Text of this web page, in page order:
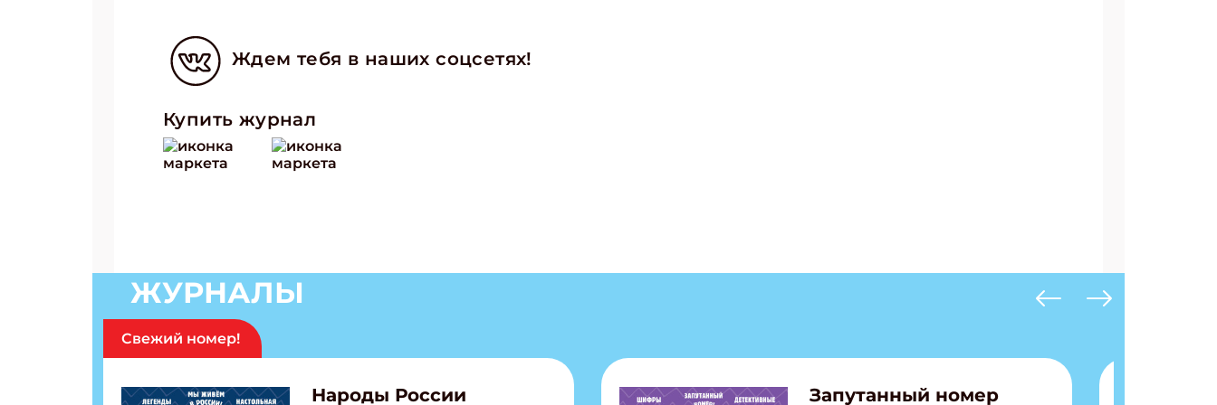
Ждем тебя в наших соцсетях!
Купить журнал
ЖУРНАЛЫ
Свежий номер!
Народы России Запутанный номер